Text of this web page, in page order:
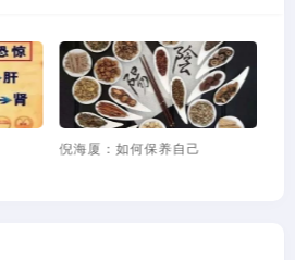
倪海厦：如何保养自己